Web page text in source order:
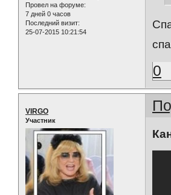
Провел на форуме:
7 дней 0 часов
Последний визит:
25-07-2015 10:21:54
0
VIRGO
Участник